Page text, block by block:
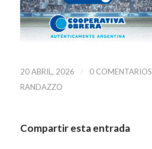
20 ABRIL, 2026 / 0 COMENTARIOS
RANDAZZO
Compartir esta entrada